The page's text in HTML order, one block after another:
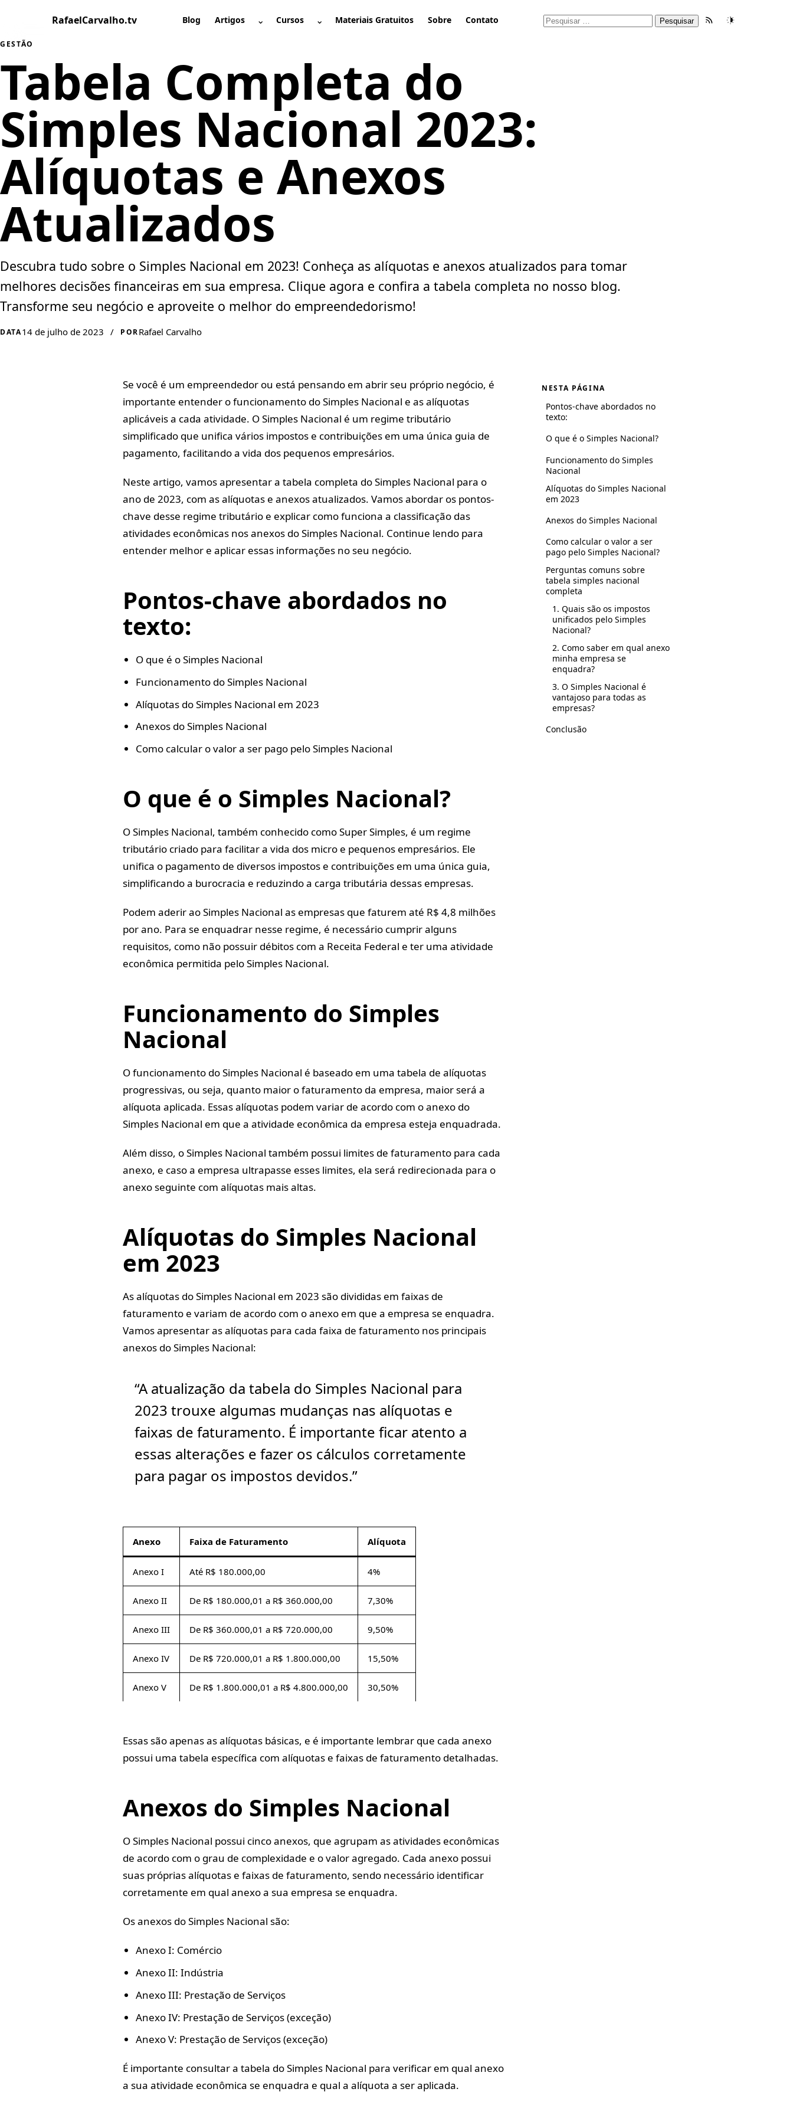
conteúdo
RafaelCarvalho.tv Blog Artigos Abrir submenu
⌄ Cursos Abrir submenu
⌄ Materiais Gratuitos Sobre Contato
Pesquisar
Feed RSSTema
GESTÃO
Tabela Completa do
Simples Nacional 2023:
Alíquotas e Anexos
Atualizados
Descubra tudo sobre o Simples Nacional em 2023! Conheça as alíquotas e anexos atualizados para tomar
melhores decisões financeiras em sua empresa. Clique agora e confira a tabela completa no nosso blog.
Transforme seu negócio e aproveite o melhor do empreendedorismo!
DATA14 de julho de 2023 / PORRafael Carvalho
Se você é um empreendedor ou está pensando em abrir seu próprio negócio, é
importante entender o funcionamento do Simples Nacional e as alíquotas
aplicáveis a cada atividade. O Simples Nacional é um regime tributário
simplificado que unifica vários impostos e contribuições em uma única guia de
pagamento, facilitando a vida dos pequenos empresários.
Neste artigo, vamos apresentar a tabela completa do Simples Nacional para o
ano de 2023, com as alíquotas e anexos atualizados. Vamos abordar os pontos-
chave desse regime tributário e explicar como funciona a classificação das
atividades econômicas nos anexos do Simples Nacional. Continue lendo para
entender melhor e aplicar essas informações no seu negócio.
Pontos-chave abordados no
texto:
O que é o Simples Nacional
Funcionamento do Simples Nacional
Alíquotas do Simples Nacional em 2023
Anexos do Simples Nacional
Como calcular o valor a ser pago pelo Simples Nacional
O que é o Simples Nacional?
O Simples Nacional, também conhecido como Super Simples, é um regime
tributário criado para facilitar a vida dos micro e pequenos empresários. Ele
unifica o pagamento de diversos impostos e contribuições em uma única guia,
simplificando a burocracia e reduzindo a carga tributária dessas empresas.
Podem aderir ao Simples Nacional as empresas que faturem até R$ 4,8 milhões
por ano. Para se enquadrar nesse regime, é necessário cumprir alguns
requisitos, como não possuir débitos com a Receita Federal e ter uma atividade
econômica permitida pelo Simples Nacional.
Funcionamento do Simples
Nacional
O funcionamento do Simples Nacional é baseado em uma tabela de alíquotas
progressivas, ou seja, quanto maior o faturamento da empresa, maior será a
alíquota aplicada. Essas alíquotas podem variar de acordo com o anexo do
Simples Nacional em que a atividade econômica da empresa esteja enquadrada.
Além disso, o Simples Nacional também possui limites de faturamento para cada
anexo, e caso a empresa ultrapasse esses limites, ela será redirecionada para o
anexo seguinte com alíquotas mais altas.
Alíquotas do Simples Nacional
em 2023
As alíquotas do Simples Nacional em 2023 são divididas em faixas de
faturamento e variam de acordo com o anexo em que a empresa se enquadra.
Vamos apresentar as alíquotas para cada faixa de faturamento nos principais
anexos do Simples Nacional:
“A atualização da tabela do Simples Nacional para
2023 trouxe algumas mudanças nas alíquotas e
faixas de faturamento. É importante ficar atento a
essas alterações e fazer os cálculos corretamente
para pagar os impostos devidos.”
Anexo Faixa de Faturamento Alíquota
Anexo I Até R$ 180.000,00 4%
Anexo II De R$ 180.000,01 a R$ 360.000,00 7,30%
Anexo III De R$ 360.000,01 a R$ 720.000,00 9,50%
Anexo IV De R$ 720.000,01 a R$ 1.800.000,00 15,50%
Anexo V De R$ 1.800.000,01 a R$ 4.800.000,00 30,50%
Essas são apenas as alíquotas básicas, e é importante lembrar que cada anexo
possui uma tabela específica com alíquotas e faixas de faturamento detalhadas.
Anexos do Simples Nacional
O Simples Nacional possui cinco anexos, que agrupam as atividades econômicas
de acordo com o grau de complexidade e o valor agregado. Cada anexo possui
suas próprias alíquotas e faixas de faturamento, sendo necessário identificar
corretamente em qual anexo a sua empresa se enquadra.
Os anexos do Simples Nacional são:
Anexo I: Comércio
Anexo II: Indústria
Anexo III: Prestação de Serviços
Anexo IV: Prestação de Serviços (exceção)
Anexo V: Prestação de Serviços (exceção)
É importante consultar a tabela do Simples Nacional para verificar em qual anexo
a sua atividade econômica se enquadra e qual a alíquota a ser aplicada.
NESTA PÁGINA
Pontos-chave abordados no
texto:
O que é o Simples Nacional?
Funcionamento do Simples
Nacional
Alíquotas do Simples Nacional
em 2023
Anexos do Simples Nacional
Como calcular o valor a ser
pago pelo Simples Nacional?
Perguntas comuns sobre
tabela simples nacional
completa
1. Quais são os impostos
unificados pelo Simples
Nacional?
2. Como saber em qual anexo
minha empresa se
enquadra?
3. O Simples Nacional é
vantajoso para todas as
empresas?
Conclusão